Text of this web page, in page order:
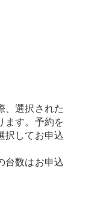
、選択された
ます。予約を
択してお申込
台数はお申込